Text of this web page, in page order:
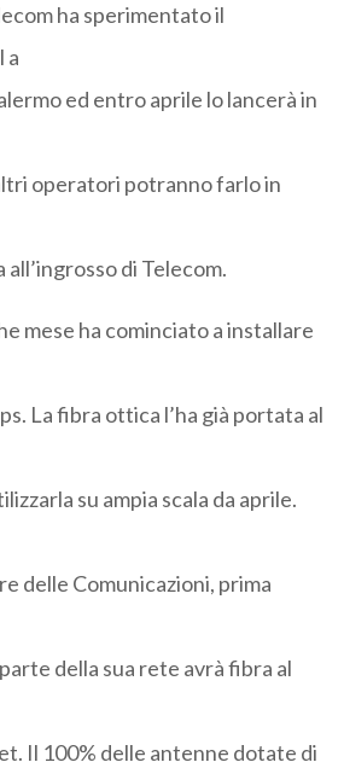
ha sperimentato il
a
ed entro aprile lo lancerà in
operatori potranno farlo in
di Telecom.
mese ha cominciato a installare
La fibra ottica l’ha già portata al
su ampia scala da aprile.
delle Comunicazioni, prima
della sua rete avrà fibra al
Il 100% delle antenne dotate di